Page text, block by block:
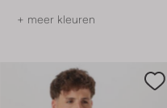
+ meer kleuren